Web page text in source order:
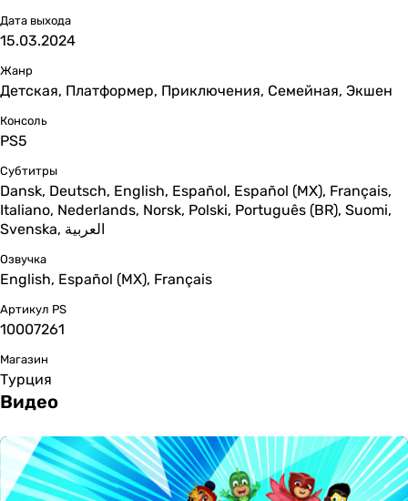
Дата выхода
15.03.2024
Жанр
Детская, Платформер, Приключения, Семейная, Экшен
Консоль
PS5
Субтитры
Dansk, Deutsch, English, Español, Español (MX), Français,
Italiano, Nederlands, Norsk, Polski, Português (BR), Suomi,
Svenska, العربية
Озвучка
English, Español (MX), Français
Артикул PS
10007261
Магазин
Турция
Видео